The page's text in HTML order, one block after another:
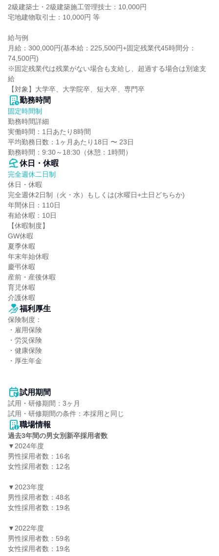
2級建築士・2級建築施工管理技士：10,000円
宅地建物取引士：10,000円 等
給与例
月給：300,000円(基本給：225,500円+固定残業代45時間分：
74,500円)
※固定残業代は残業がない場合も支給し、超過する場合は別途支
給
【対象】大学卒、大学院卒、短大卒、専門卒
勤務時間
固定時間制
勤務時間詳細
実働時間：1日あたり8時間
平均勤務日数：1ヶ月あたり18日 〜 23日
勤務時間：9:30～18:30（休憩：1時間）
休日・休暇
完全週休二日制
休日・休暇
完全週休2日制（火・水）もしくは(水曜日+土日どちらか)
年間休日：110日
有給休暇：10日
【休暇制度】
GW休暇
夏季休暇
年末年始休暇
慶弔休暇
産前・産後休暇
育児休暇
介護休暇
福利厚生
保険制度：
・雇用保険
・労災保険
・健康保険
・厚生年金
試用期間
試用・研修期間：3ヶ月
職場情報
過去3年間の男女別新卒採用者数
▼2024年度
男性採用者数：16名
女性採用者数：12名
▼2023年度
男性採用者数：48名
女性採用者数：19名
▼2022年度
男性採用者数：59名
女性採用者数：19名